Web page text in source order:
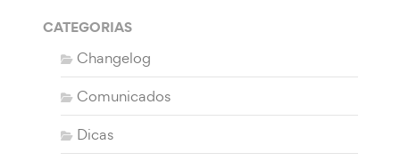
CATEGORIAS
Changelog
Comunicados
Dicas